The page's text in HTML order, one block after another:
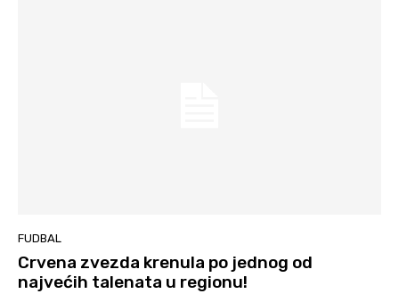
FUDBAL
Crvena zvezda krenula po jednog od
najvećih talenata u regionu!